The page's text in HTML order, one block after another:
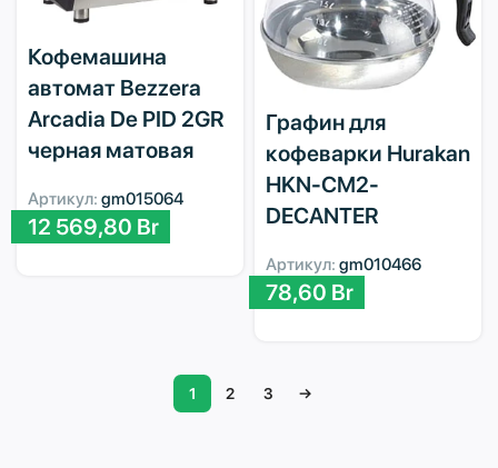
Кофемашина
автомат Bezzera
Arcadia De PID 2GR
черная матовая
Артикул: gm015064
12 569,80 Br
Графин для
кофеварки Hurakan
HKN-CM2-
DECANTER
Артикул: gm010466
78,60 Br
1 2 3 →